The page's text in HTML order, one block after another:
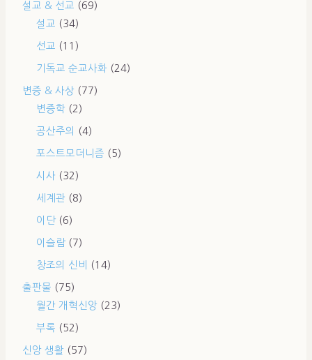
설교 & 선교 (69)
설교 (34)
선교 (11)
기독교 순교사화 (24)
변증 & 사상 (77)
변증학 (2)
공산주의 (4)
포스트모더니즘 (5)
시사 (32)
세계관 (8)
이단 (6)
이슬람 (7)
창조의 신비 (14)
출판물 (75)
월간 개혁신앙 (23)
부록 (52)
신앙 생활 (57)